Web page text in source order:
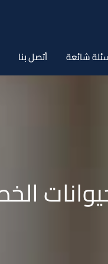
شائعة أتصل بنا